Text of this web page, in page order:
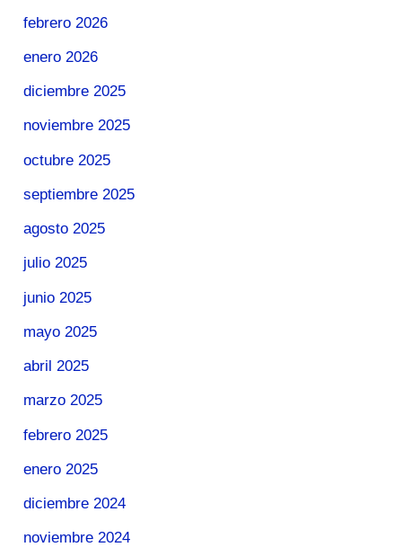
febrero 2026
enero 2026
diciembre 2025
noviembre 2025
octubre 2025
septiembre 2025
agosto 2025
julio 2025
junio 2025
mayo 2025
abril 2025
marzo 2025
febrero 2025
enero 2025
diciembre 2024
noviembre 2024